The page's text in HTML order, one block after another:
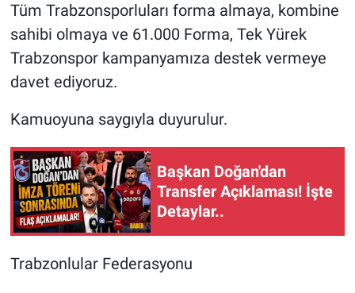
Tüm Trabzonsporluları forma almaya, kombine
sahibi olmaya ve 61.000 Forma, Tek Yürek
Trabzonspor kampanyamıza destek vermeye
davet ediyoruz.
Kamuoyuna saygıyla duyurulur.
Başkan Doğan'dan
Transfer Açıklaması! İşte
Detaylar..
Trabzonlular Federasyonu